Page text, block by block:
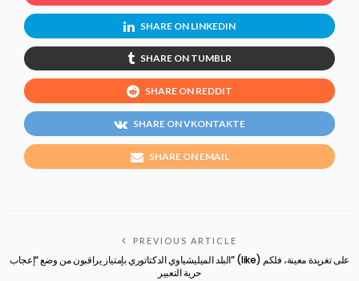
SHARE ON LINKEDIN
SHARE ON TUMBLR
SHARE ON REDDIT
SHARE ON VKONTAKTE
SHARE ON EMAIL
PREVIOUS ARTICLE
البلد الميليشياوي الدكتاتوري بإمتياز يراقبون من وضع “إعجاب” (like) على تغريدة معينة، فلكم
حرية التعبير